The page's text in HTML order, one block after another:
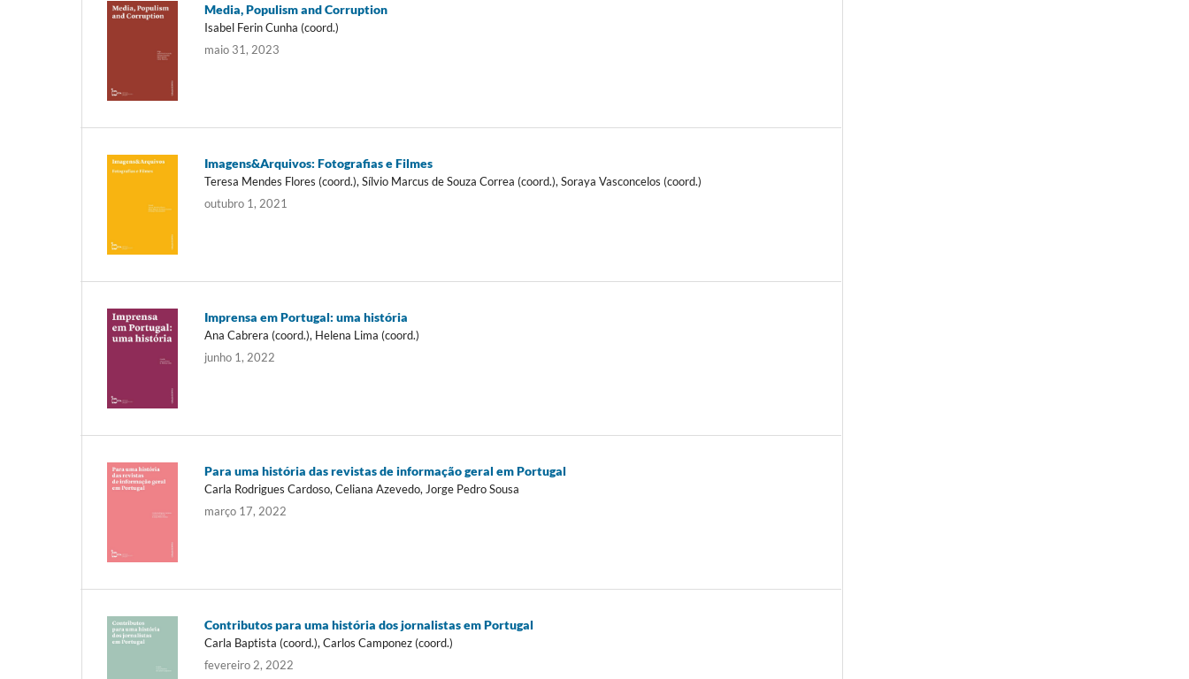
Media, Populism and Corruption
Isabel Ferin Cunha (coord.)
maio 31, 2023
Imagens&Arquivos: Fotografias e Filmes
Teresa Mendes Flores (coord.), Sílvio Marcus de Souza Correa (coord.), Soraya Vasconcelos (coord.)
outubro 1, 2021
Imprensa em Portugal: uma história
Ana Cabrera (coord.), Helena Lima (coord.)
junho 1, 2022
Para uma história das revistas de informação geral em Portugal
Carla Rodrigues Cardoso, Celiana Azevedo, Jorge Pedro Sousa
março 17, 2022
Contributos para uma história dos jornalistas em Portugal
Carla Baptista (coord.), Carlos Camponez (coord.)
fevereiro 2, 2022